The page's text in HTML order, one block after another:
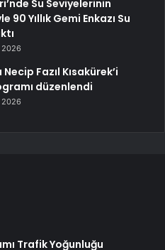
Su Seviyelerinin
90 Yıllık Gemi Enkazı Su
2026
Necip Fazıl Kısakürek’i
düzenlendi
2026
Trafik Yoğunluğu